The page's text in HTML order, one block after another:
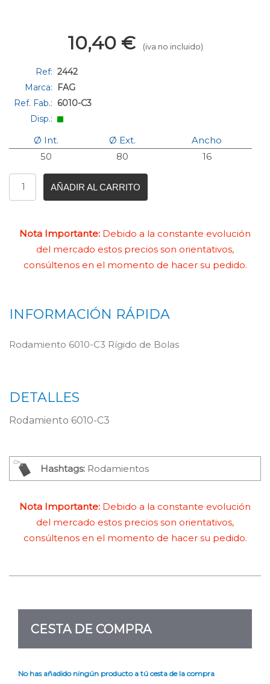
10,40 € (iva no incluido)
Ref: 2442
Marca:
FAG
Ref. Fab.: 6010-C3
Disp.:
Ø Int. Ø Ext.
Ancho
50
80 16
AÑADIR AL CARRITO
Nota Importante: Debido a la constante evolución
del mercado estos precios son orientativos,
consúltenos en el momento de hacer su pedido.
INFORMACIÓN RÁPIDA
Rodamiento 6010-C3 Rígido de Bolas
DETALLES
Rodamiento 6010-C3
Hashtags: Rodamientos
Nota Importante: Debido a la constante evolución
del mercado estos precios son orientativos,
consúltenos en el momento de hacer su pedido.
CESTA DE COMPRA
No has añadido ningún producto a tú cesta de la compra